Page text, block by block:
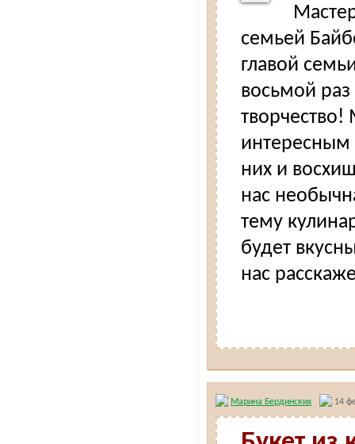
семьей
главой
восьмой
интересным
них и
нас
тему
будет
нас
Марина Бердинских 14